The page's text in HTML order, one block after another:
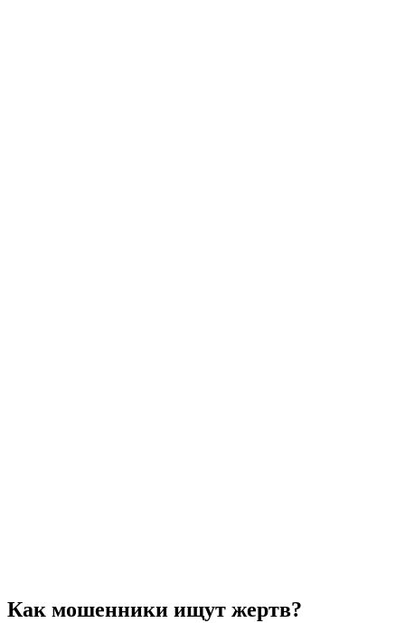
Как мошенники ищут жертв?